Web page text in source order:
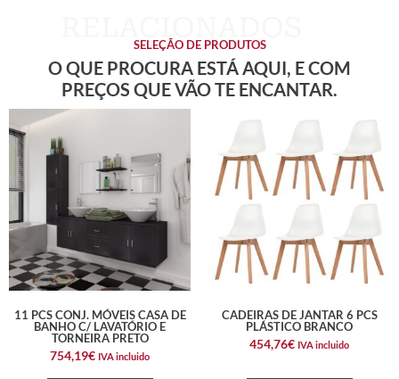
SELEÇÃO DE PRODUTOS
O QUE PROCURA ESTÁ AQUI, E COM
PREÇOS QUE VÃO TE ENCANTAR.
11 PCS CONJ. MÓVEIS CASA DE
BANHO C/ LAVATÓRIO E
TORNEIRA PRETO
754,19€ IVA incluido
CADEIRAS DE JANTAR 6 PCS
PLÁSTICO BRANCO
454,76€ IVA incluido